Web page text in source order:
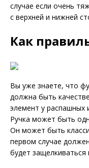
случае если очень
с верхней и нижней
Как
Вы уже знаете, что
должна быть
элемент у распашных
Ручка может быть
Он может быть
первом случае
будет защелкиваться